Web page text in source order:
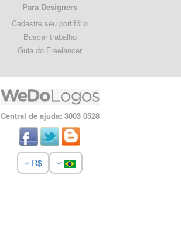
Para Designers
Cadastre seu portifólio
Buscar trabalho
Guia do Freelancer
Central de ajuda: 3003 0528
R$